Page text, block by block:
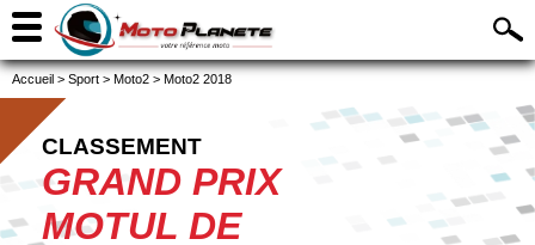
Accueil > Sport > Moto2 > Moto2 2018
CLASSEMENT
GRAND PRIX
MOTUL DE